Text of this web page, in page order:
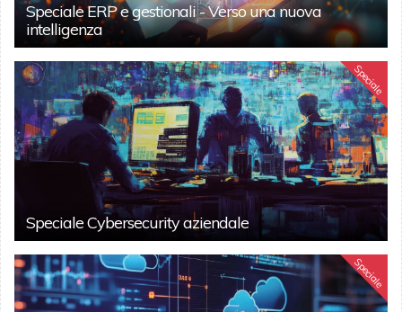
Speciale ERP e gestionali - Verso una nuova
intelligenza
Speciale
Speciale Cybersecurity aziendale
Speciale